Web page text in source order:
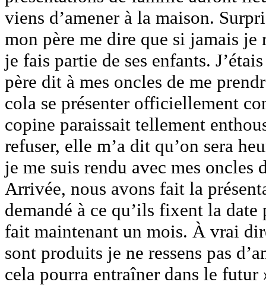
viens d’amener à la maison.
mon père me dire que si jamais je
je fais partie de ses enfants.
père dit à mes oncles de me
cola se présenter officiellement
copine paraissait tellement
refuser, elle m’a dit qu’on sera
je me suis rendu avec mes
Arrivée, nous avons fait la
demandé à ce qu’ils fixent la
fait maintenant un mois. À vrai
sont produits je ne ressens pas
cela pourra entraîner dans le futur